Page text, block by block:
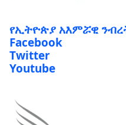
Facebook
Twitter
Youtube